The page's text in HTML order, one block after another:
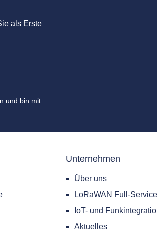
aus
als Erste
und bin mit
Unternehmen
Über uns
LoRaWAN Full-
IoT- und
Aktuelles